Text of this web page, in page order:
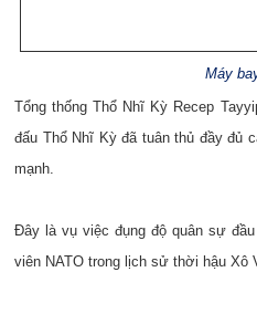
Máy
Tổng thống Thổ Nhĩ Kỳ Recep
đấu Thổ Nhĩ Kỳ đã tuân thủ đầy đủ
mạnh.
Đây là vụ việc đụng độ quân sự
viên NATO trong lịch sử thời hậu Xô